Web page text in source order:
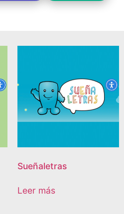
Sueñaletras
Leer más